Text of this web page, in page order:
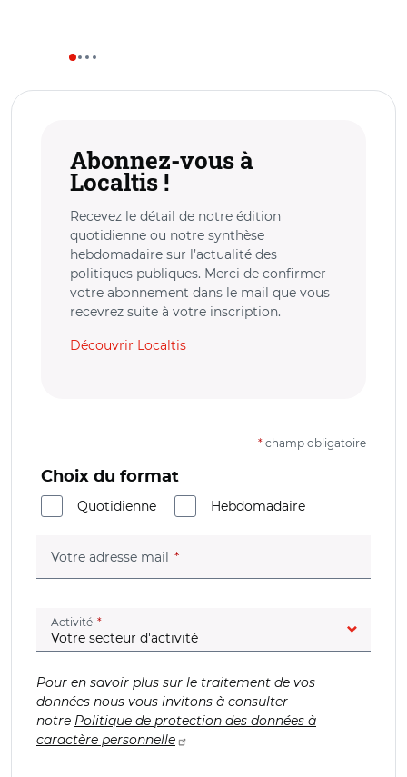
Abonnez-vous à
Localtis !
Recevez le détail de notre édition
quotidienne ou notre synthèse
hebdomadaire sur l’actualité des
politiques publiques. Merci de confirmer
votre abonnement dans le mail que vous
recevrez suite à votre inscription.
Découvrir Localtis
* champ obligatoire
Choix du format
Quotidienne
Hebdomadaire
Votre adresse mail (champ obligatoire)
Activité (champ obligatoire)
Pour en savoir plus sur le traitement de vos
données nous vous invitons à consulter
notre Politique de protection des données à
caractère personnelle